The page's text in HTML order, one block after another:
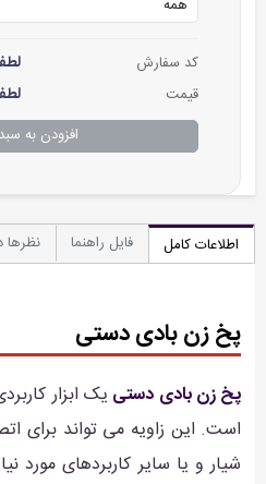
کد سفارش
قیمت
افزودن به
اطلاعات کامل فایل راهنما نظرها
پخ زن بادی دستی
پخ زن بادی دستی یک ابزار
است. این زاویه می تواند برای
شیار و یا سایر کاربردهای مورد